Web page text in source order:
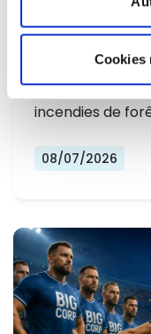
Cookies
L'EUROPE NE
CONTENTER
PRÉPARER
Alors que
marqué par
incendies de
08/07/2026